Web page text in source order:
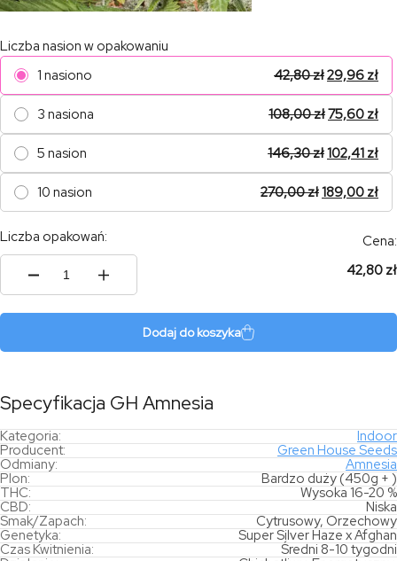
Liczba nasion w opakowaniu
1 nasiono
42,80zł29,96 zł
3 nasiona 108,00zł75,60 zł
5 nasion 146,30zł102,41 zł
10 nasion 270,00zł189,00 zł
Liczba opakowań:
ilość
Cena:
42,80 zł
Dodaj do koszyka
Specyfikacja GH Amnesia
Kategoria:
Indoor
Producent:
Green House Seeds
Odmiany:
Amnesia
Plon:
Bardzo duży (450g + )
THC:
Wysoka 16-20 %
CBD:
Niska
Smak/Zapach:
Cytrusowy, Orzechowy
Genetyka:
Super Silver Haze x Afghan
Czas Kwitnienia:
Średni 8-10 tygodni